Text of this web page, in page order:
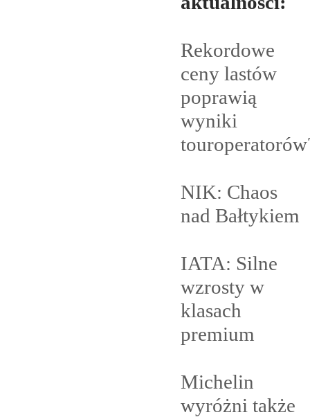
Rekordowe
ceny lastów
poprawią
wyniki
NIK: Chaos
nad Bałtykiem
IATA: Silne
wzrosty w
klasach
premium
Michelin
wyróżni także